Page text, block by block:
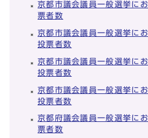
京都市議会議員一般選挙に
票者数
京都市議会議員一般選挙に
投票者数
京都市議会議員一般選挙に
投票者数
京都市議会議員一般選挙に
投票者数
京都府議会議員一般選挙に
票者数